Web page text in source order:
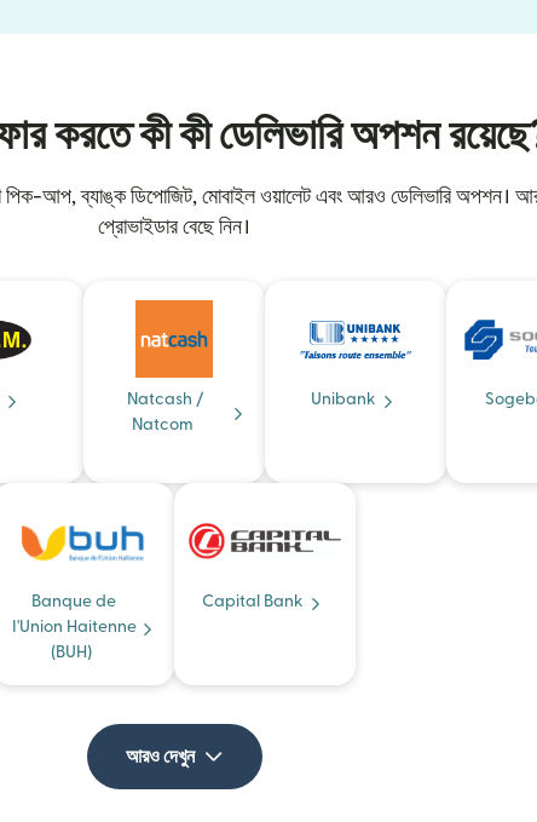
করতে কী কী ডেলিভারি অপশন
পিক-আপ, ব্যাঙ্ক ডিপোজিট, মোবাইল ওয়ালেট এবং আরও ডেলিভারি অপশন।
প্রোভাইডার বেছে নিন।
Natcash /
Natcom
Unibank
Banque de
I'Union Haitenne
(BUH)
Capital Bank
আরও দেখুন